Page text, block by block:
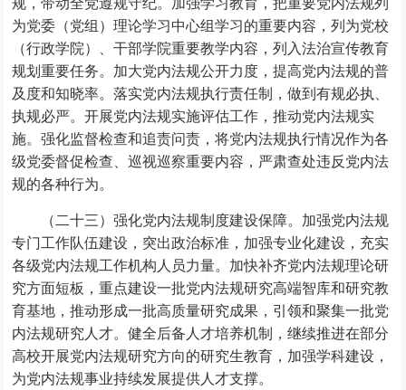
为党委（党组）理论学习中心组学习的重要内容，列为党校
（行政学院）、干部学院重要教学内容，列入法治宣传教育
规划重要任务。加大党内法规公开力度，提高党内法规的普
及度和知晓率。落实党内法规执行责任制，做到有规必执、
执规必严。开展党内法规实施评估工作，推动党内法规实
施。强化监督检查和追责问责，将党内法规执行情况作为各
级党委督促检查、巡视巡察重要内容，严肃查处违反党内法
规的各种行为。
（二十三）强化党内法规制度建设保障。加强党内法规
专门工作队伍建设，突出政治标准，加强专业化建设，充实
各级党内法规工作机构人员力量。加快补齐党内法规理论研
究方面短板，重点建设一批党内法规研究高端智库和研究教
育基地，推动形成一批高质量研究成果，引领和聚集一批党
内法规研究人才。健全后备人才培养机制，继续推进在部分
高校开展党内法规研究方向的研究生教育，加强学科建设，
为党内法规事业持续发展提供人才支撑。